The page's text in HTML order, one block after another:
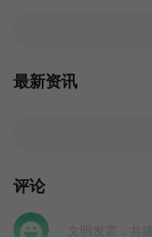
最新资讯
评论